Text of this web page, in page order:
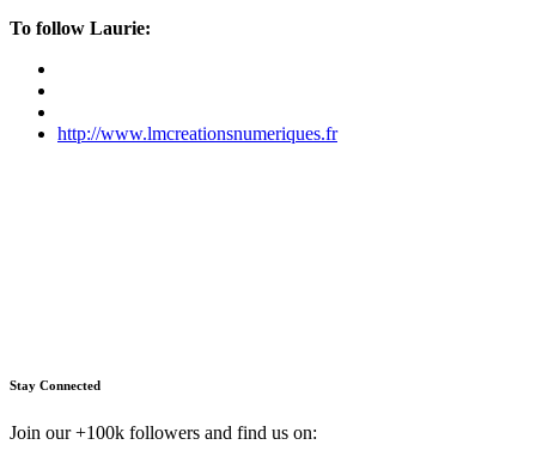
To follow Laurie:
http://www.lmcreationsnumeriques.fr
Stay Connected
Join our +100k followers and find us on: